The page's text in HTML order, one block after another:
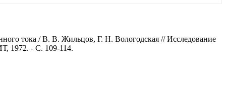
тока / В. В. Жильцов, Г. Н. Вологодская // Исследование
1972. - С. 109-114.